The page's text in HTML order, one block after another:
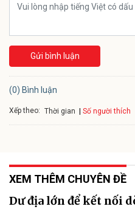
Gửi bình luận
(0) Bình luận
Xếp theo: Thời gian Số người thích
XEM THÊM CHUYÊN ĐỀ
Dư địa lớn để kết nối